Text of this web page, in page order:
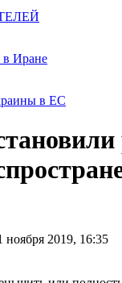
Иране
в ЕС
ноября 2019, 16:35